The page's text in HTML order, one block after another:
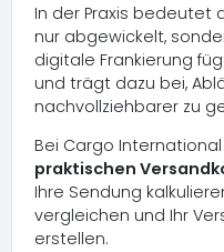
In der Praxis bedeutet
nur abgewickelt,
digitale Frankierung
und trägt dazu bei,
nachvollziehbarer zu
Bei Cargo
praktischen
Ihre Sendung
vergleichen und Ihr
erstellen.